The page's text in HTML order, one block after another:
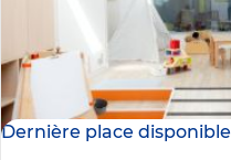
Dernière place disponible